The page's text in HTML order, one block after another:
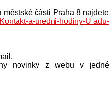
části Praha 8 najdete
a-uredni-hodiny-Uradu-
novinky z webu v jedné